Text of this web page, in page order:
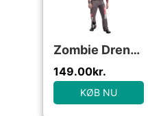
Zombie Dreng Halloweenstøj til børn
149.00kr.
KØB NU